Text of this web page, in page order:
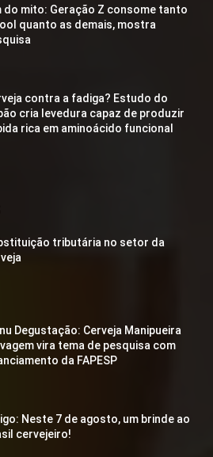
do mito: Geração Z consome tanto
quanto as demais, mostra
contra a fadiga? Estudo do
cria levedura capaz de produzir
rica em aminoácido funcional
tributária no setor da
Degustação: Cerveja Manipueira
vira tema de pesquisa com
da FAPESP
Neste 7 de agosto, um brinde ao
cervejeiro!